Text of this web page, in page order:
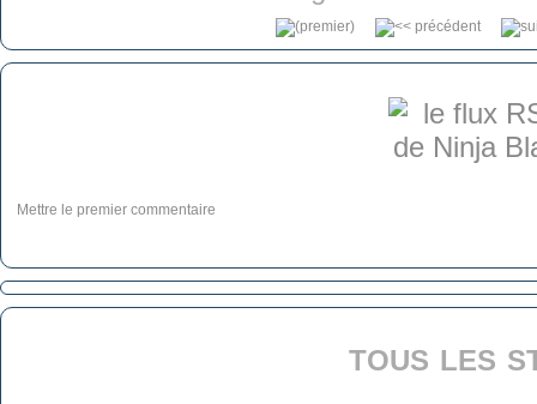
Mettre le premier commentaire
tous les